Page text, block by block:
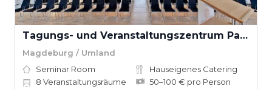
Tagungs- und Veranstaltungszentrum Palais Salfeldt
Magdeburg / Umland
Seminar Room
Hauseigenes Catering
8 Veranstaltungsräume
50–100 € pro Person